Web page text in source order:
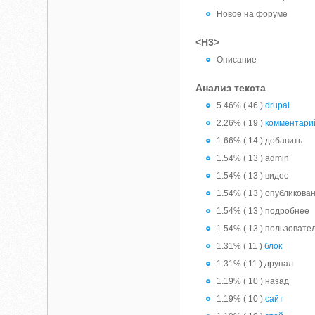
Новое на форуме
<H3>
Описание
Анализ текста
5.46% ( 46 )drupal
2.26% ( 19 )
1.66% ( 14 ) добавить
1.54% ( 13 ) admin
1.54% ( 13 ) видео
1.54% ( 13 )
1.54% ( 13 ) подробнее
1.54% ( 13 )
1.31% ( 11 )блок
1.31% ( 11 ) друпал
1.19% ( 10 ) назад
1.19% ( 10 )сайт